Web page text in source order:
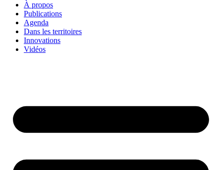
À propos
Publications
Agenda
Dans les territoires
Innovations
Vidéos